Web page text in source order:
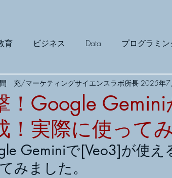
育 ビジネス Data プログラミン
ィング 宣伝会議 Book マーケ
イロット
！Google
！実際に使って
充/マーケティングサイエンスラボ所長 2025年7
Geminiで[Veo3]が使
みました。